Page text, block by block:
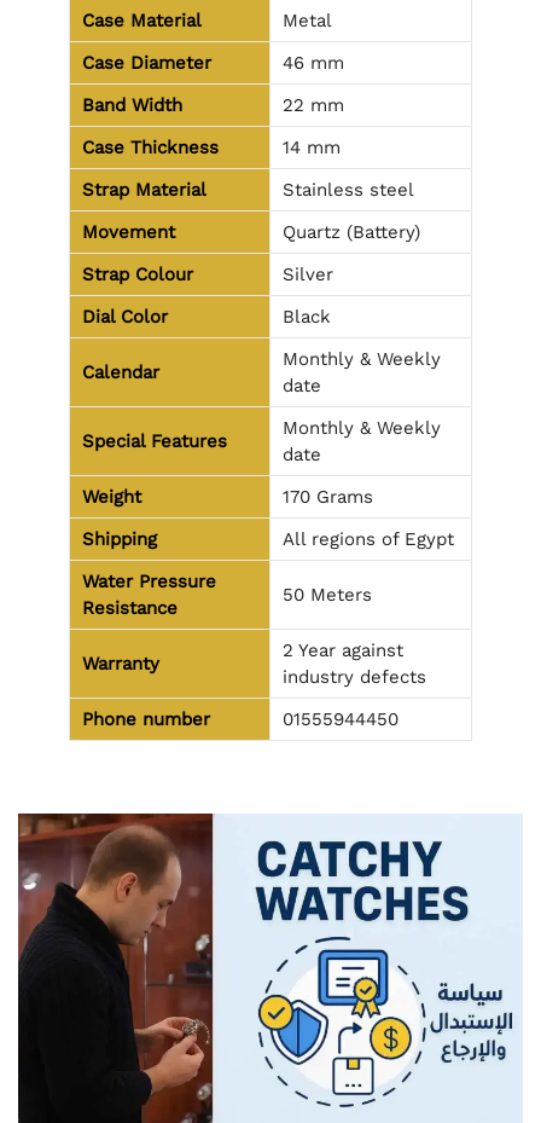
Case Material
Metal
Case Diameter
46 mm
Band Width
22 mm
Case Thickness
14 mm
Strap Material
Stainless steel
Movement
Quartz (Battery)
Strap Colour
Silver
Dial Color
Black
Calendar
Monthly & Weekly
date
Special Features
Monthly & Weekly
date
Weight
170 Grams
Shipping
All regions of Egypt
Water Pressure
Resistance
50 Meters
Warranty
2 Year against
industry defects
Phone number
01555944450